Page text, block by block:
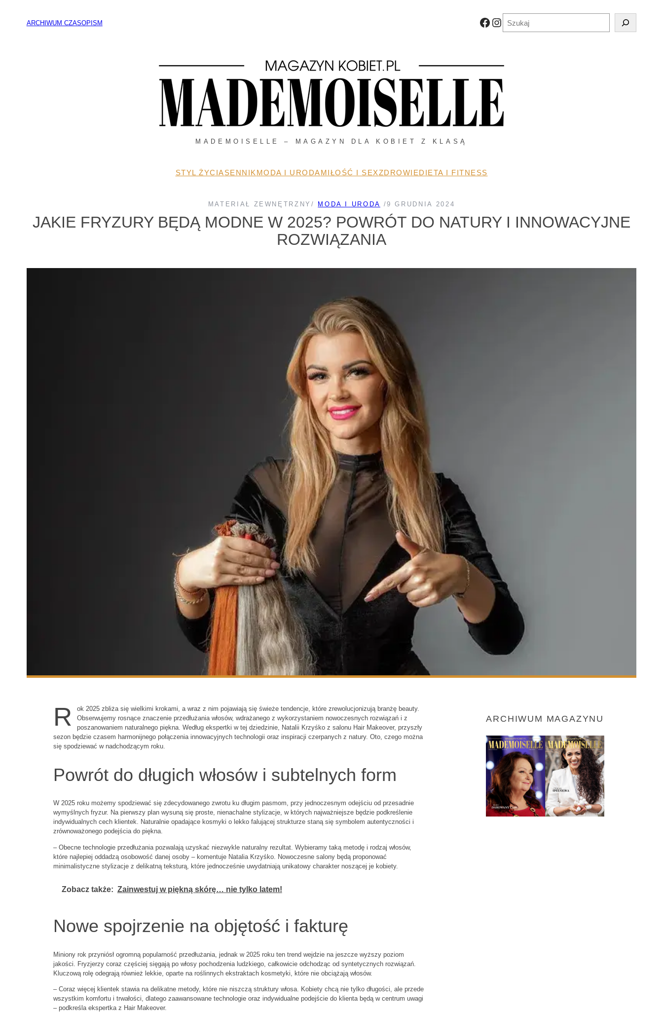
ARCHIWUM CZASOPISM Facebook
Instagram
MADEMOISELLE – MAGAZYN DLA KOBIET Z KLASĄ
STYL ŻYCIASENNIK MODA I URODAMIŁOŚĆ I SEXZDROWIEDIETA I FITNESS
MATERIAŁ ZEWNĘTRZNY / MODA I URODA /9 GRUDNIA 2024
JAKIE FRYZURY BĘDĄ MODNE W 2025? POWRÓT DO NATURY I INNOWACYJNE
ROZWIĄZANIA
R
ok 2025 zbliża się wielkimi krokami, a wraz z nim pojawiają się świeże tendencje, które zrewolucjonizują branżę beauty.
Obserwujemy rosnące znaczenie przedłużania włosów, wdrażanego z wykorzystaniem nowoczesnych rozwiązań i z
poszanowaniem naturalnego piękna. Według ekspertki w tej dziedzinie, Natalii Krzyśko z salonu Hair Makeover, przyszły
sezon będzie czasem harmonijnego połączenia innowacyjnych technologii oraz inspiracji czerpanych z natury. Oto, czego można
się spodziewać w nadchodzącym roku.
Powrót do długich włosów i subtelnych form
W 2025 roku możemy spodziewać się zdecydowanego zwrotu ku długim pasmom, przy jednoczesnym odejściu od przesadnie
wymyślnych fryzur. Na pierwszy plan wysuną się proste, nienachalne stylizacje, w których najważniejsze będzie podkreślenie
indywidualnych cech klientek. Naturalnie opadające kosmyki o lekko falującej strukturze staną się symbolem autentyczności i
zrównoważonego podejścia do piękna.
– Obecne technologie przedłużania pozwalają uzyskać niezwykle naturalny rezultat. Wybieramy taką metodę i rodzaj włosów,
które najlepiej oddadzą osobowość danej osoby – komentuje Natalia Krzyśko. Nowoczesne salony będą proponować
minimalistyczne stylizacje z delikatną teksturą, które jednocześnie uwydatniają unikatowy charakter noszącej je kobiety.
Zobacz także: Zainwestuj w piękną skórę… nie tylko latem!
Nowe spojrzenie na objętość i fakturę
Miniony rok przyniósł ogromną popularność przedłużania, jednak w 2025 roku ten trend wejdzie na jeszcze wyższy poziom
jakości. Fryzjerzy coraz częściej sięgają po włosy pochodzenia ludzkiego, całkowicie odchodząc od syntetycznych rozwiązań.
Kluczową rolę odegrają również lekkie, oparte na roślinnych ekstraktach kosmetyki, które nie obciążają włosów.
– Coraz więcej klientek stawia na delikatne metody, które nie niszczą struktury włosa. Kobiety chcą nie tylko długości, ale przede
wszystkim komfortu i trwałości, dlatego zaawansowane technologie oraz indywidualne podejście do klienta będą w centrum uwagi
– podkreśla ekspertka z Hair Makeover.
ARCHIWUM MAGAZYNU